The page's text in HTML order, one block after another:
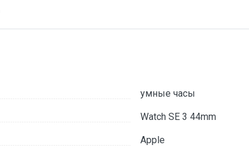
умные часы
Watch SE 3 44mm
Apple